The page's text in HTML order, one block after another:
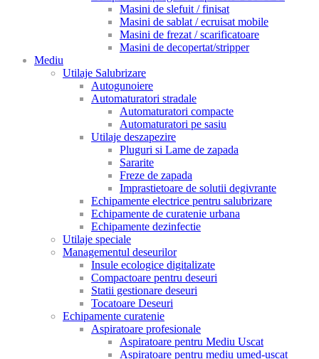
Masini de slefuit / finisat
Masini de sablat / ecruisat mobile
Masini de frezat / scarificatoare
Masini de decopertat/stripper
Mediu
Utilaje Salubrizare
Autogunoiere
Automaturatori stradale
Automaturatori compacte
Automaturatori pe sasiu
Utilaje deszapezire
Pluguri si Lame de zapada
Sararite
Freze de zapada
Imprastietoare de solutii degivrante
Echipamente electrice pentru salubrizare
Echipamente de curatenie urbana
Echipamente dezinfectie
Utilaje speciale
Managementul deseurilor
Insule ecologice digitalizate
Compactoare pentru deseuri
Statii gestionare deseuri
Tocatoare Deseuri
Echipamente curatenie
Aspiratoare profesionale
Aspiratoare pentru Mediu Uscat
Aspiratoare pentru mediu umed-uscat